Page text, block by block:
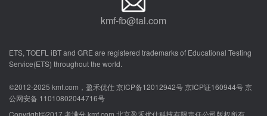
kmf-fb@tal.com
ETS, TOEFL iBT and GRE are registered trademarks of Educational Testing
Service(ETS) throughout the world.
©2012-2025 kmf.com，盈禾优仕 京ICP备12012942号 京ICP证160944号 京
公网安备 11010802044716号
Copyright©2017 考满分 kmf.com 北京盈禾优仕科技有限责任公司版权所有